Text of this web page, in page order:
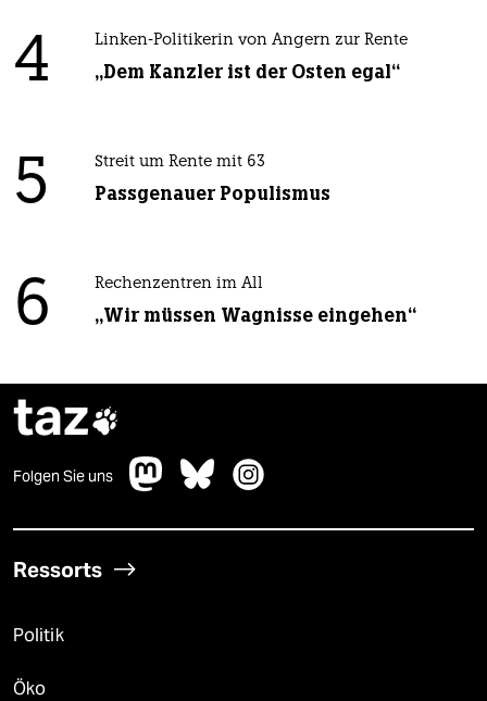
4 Linken-Politikerin von Angern zur Rente
„Dem Kanzler ist der Osten egal“
5 Streit um Rente mit 63
Passgenauer Populismus
6 Rechenzentren im All
„Wir müssen Wagnisse eingehen“
taz
Folgen Sie uns
Ressorts
Politik
Öko